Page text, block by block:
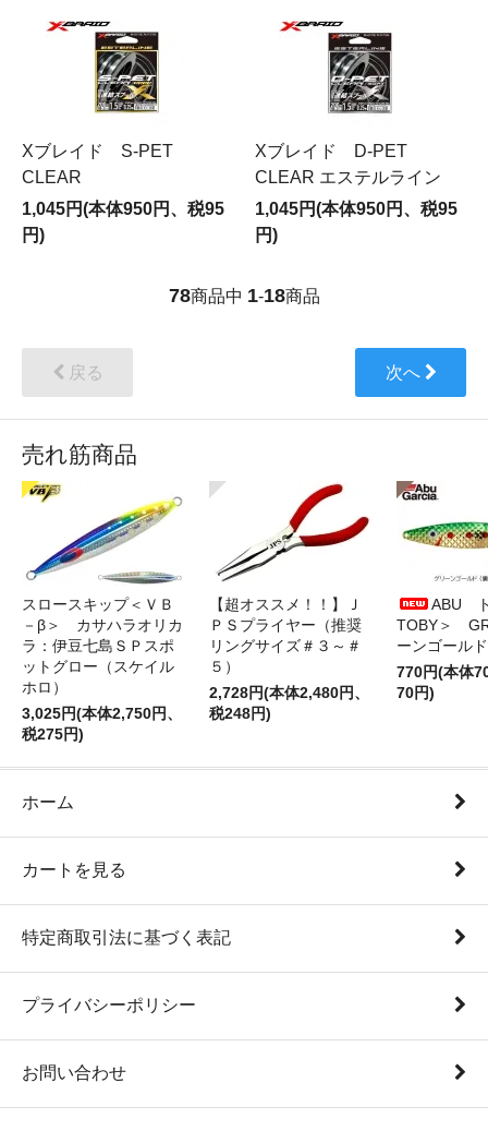
Xブレイド S-PET
CLEAR
1,045円(本体950円、税95
円)
Xブレイド D-PET
CLEAR エステルライン
1,045円(本体950円、税95
円)
78商品中 1-18商品
戻る 次へ
売れ筋商品
スロースキップ＜ＶＢ
－β＞ カサハラオリカ
ラ：伊豆七島ＳＰスポ
ットグロー（スケイル
ホロ）
3,025円(本体2,750円、
税275円)
【超オススメ！！】Ｊ
ＰＳプライヤー（推奨
リングサイズ＃３～＃
５）
2,728円(本体2,480円、
税248円)
ABU
TOBY＞
ーンゴールド
770円(本体
70円)
ホーム
カートを見る
特定商取引法に基づく表記
プライバシーポリシー
お問い合わせ